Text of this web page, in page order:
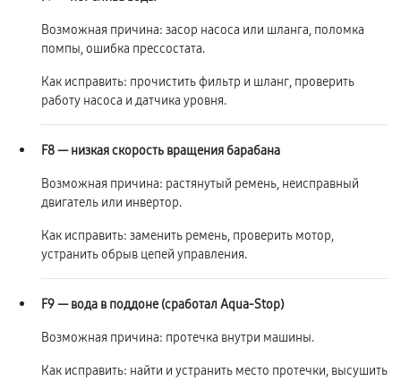
Возможная причина: засор насоса или шланга, поломка
помпы, ошибка прессостата.
Как исправить: прочистить фильтр и шланг, проверить
работу насоса и датчика уровня.
F8 — низкая скорость вращения барабана
Возможная причина: растянутый ремень, неисправный
двигатель или инвертор.
Как исправить: заменить ремень, проверить мотор,
устранить обрыв цепей управления.
F9 — вода в поддоне (сработал Aqua-Stop)
Возможная причина: протечка внутри машины.
Как исправить: найти и устранить место протечки, высушить